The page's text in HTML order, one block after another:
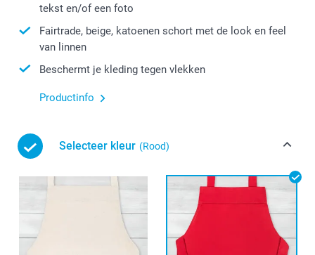
tekst en/of een foto
Fairtrade, beige, katoenen schort met de look en feel
van linnen
Beschermt je kleding tegen vlekken
Productinfo
Selecteer kleur (Rood)